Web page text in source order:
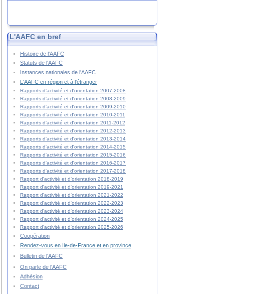
L'AAFC en bref
Histoire de l'AAFC
Statuts de l'AAFC
Instances nationales de l'AAFC
L'AAFC en région et à l'étranger
Rapports d'activité et d'orientation 2007-2008
Rapports d'activité et d'orientation 2008-2009
Rapports d'activité et d'orientation 2009-2010
Rapports d'activité et d'orientation 2010-2011
Rapports d'activité et d'orientation 2011-2012
Rapports d'activité et d'orientation 2012-2013
Rapports d'activité et d'orientation 2013-2014
Rapports d'activité et d'orientation 2014-2015
Rapports d'activité et d'orientation 2015-2016
Rapports d'activité et d'orientation 2016-2017
Rapports d'activité et d'orientation 2017-2018
Rapport d'activité et d'orientation 2018-2019
Rapport d'activité et d'orientation 2019-2021
Rapport d'activité et d'orientation 2021-2022
Rapport d'activité et d'orientation 2022-2023
Rapport d'activité et d'orientation 2023-2024
Rapport d'activité et d'orientation 2024-2025
Rapport d'activité et d'orientation 2025-2026
Coopération
Rendez-vous en Ile-de-France et en province
Bulletin de l'AAFC
On parle de l'AAFC
Adhésion
Contact